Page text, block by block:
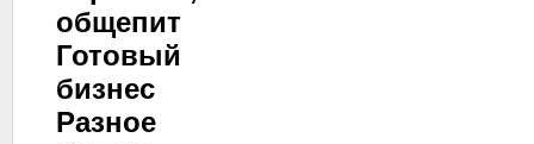
общепит
Готовый
бизнес
Разное